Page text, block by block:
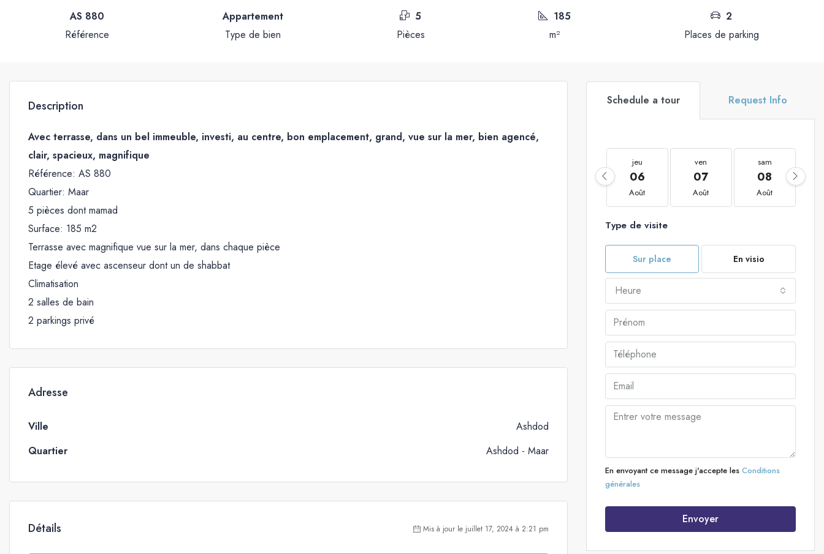
AS 880
Référence
Appartement
Type de bien
5
Pièces
185
m²
2
Places de parking
Description
Avec terrasse, dans un bel immeuble, investi, au centre, bon emplacement, grand, vue sur la mer, bien agencé,
clair, spacieux, magnifique
Référence: AS 880
Quartier: Maar
5 pièces dont mamad
Surface: 185 m2
Terrasse avec magnifique vue sur la mer, dans chaque pièce
Etage élevé avec ascenseur dont un de shabbat
Climatisation
2 salles de bain
2 parkings privé
Adresse
Ville
Ashdod
Quartier
Ashdod - Maar
Détails Mis à jour le juillet 17, 2024 à 2:21 pm
Schedule a tour Request Info
jeu
06
Août
ven
07
Août
sam
08
Août
Type de visite
Sur place En visio
Heure
En envoyant ce message j'accepte les Conditions
générales
Envoyer